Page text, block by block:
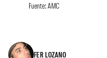
Fuente: AMC
FER LOZANO